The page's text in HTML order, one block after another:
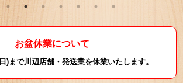
お盆休業について
)まで川辺店舗・発送業を休業いたします。